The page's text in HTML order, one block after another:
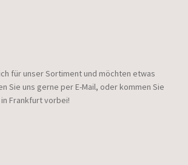
für unser Sortiment und möchten etwas
Sie uns gerne per E-Mail, oder kommen Sie
Frankfurt vorbei!